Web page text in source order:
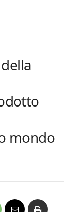
mondo